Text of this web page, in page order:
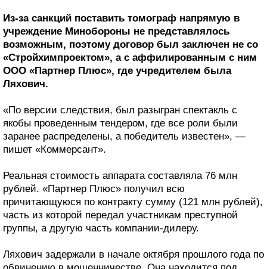
Из-за санкций поставить томограф напрямую в
учреждение Минобороны не представлялось
возможным, поэтому договор был заключен не со
«Стройхимпроектом», а с аффилированным с ним
ООО «Партнер Плюс», где учредителем была
Ляхович.
«По версии следствия, был разыгран спектакль с
якобы проведенным тендером, где все роли были
заранее распределены, а победитель известен», —
пишет «Коммерсант».
Реальная стоимость аппарата составляла 76 млн
рублей. «Партнер Плюс» получил всю
причитающуюся по контракту сумму (121 млн рублей),
часть из которой передал участникам преступной
группы, а другую часть компании-дилеру.
Ляхович задержали в начале октября прошлого года по